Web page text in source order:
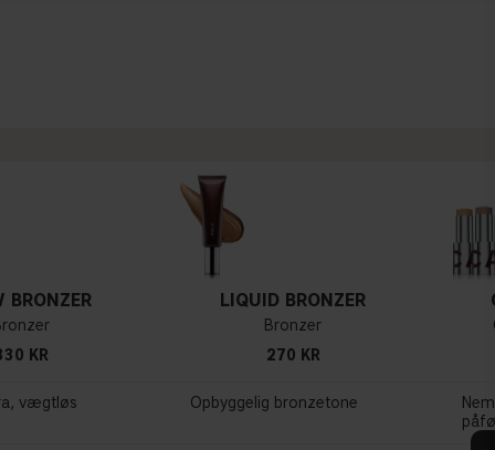
BRONZER
KR
vægtløs
LIQUID BRONZER
Bronzer
270 KR
Opbyggelig bronzetone